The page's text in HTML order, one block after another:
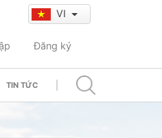
VI
Đăng ký
TIN TỨC